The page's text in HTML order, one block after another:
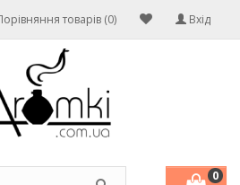
Вхід
товарів (0)
0